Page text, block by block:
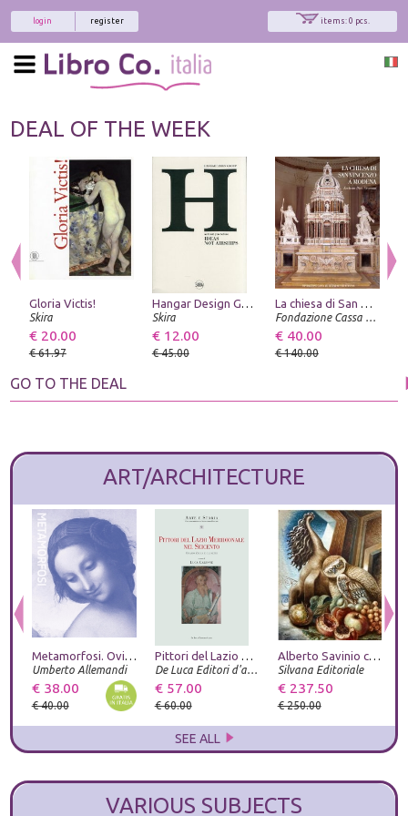
items: 0 pcs.
register
login
DEAL OF THE WEEK
Gloria Victis!
Skira
€ 20.00
€ 61.97
Hangar Design Group. As I told you before Ideas not Airships
Skira
€ 12.00
€ 45.00
La chiesa di San Vincenzo a Modena. Ecclesia Divi Vincentii
Fondazione Cassa di Risparmio di Modena
€ 40.00
€ 140.00
GO TO THE DEAL
ART/ARCHITECTURE
Metamorfosi. Ovidio e le arti. Catalogo della mostra (Roma, 23 giugno-20 settembre 2026). Ediz. illustrata
Umberto Allemandi
€ 38.00
€ 40.00
Pittori del Lazio meridionale nel Seicento. Orazio Zecca e gli altri
De Luca Editori d'arte
€ 57.00
€ 60.00
Alberto Savinio catalogo ragionato
Silvana Editoriale
€ 237.50
€ 250.00
SEE ALL
VARIOUS SUBJECTS